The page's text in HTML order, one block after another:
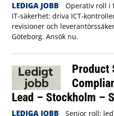
LEDIGA JOBB
Operativ roll i
IT‑säkerhet: driva
revisioner och
Göteborg. Ansök nu.
Product
Lead – Stockholm –
LEDIGA JOBB
Senior roll: